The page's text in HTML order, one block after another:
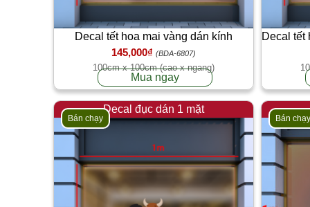
Decal tết hoa mai vàng dán kính
145,000₫ (BDA-6807)
100cm x 100cm (cao x ngang)
Mua ngay
Decal tết
Decal đục dán 1 mặt
Bán chạy Bán chạy